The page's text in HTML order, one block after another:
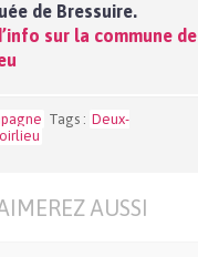
de Bressuire.
sur la commune de
Tags : Deux-
AUSSI